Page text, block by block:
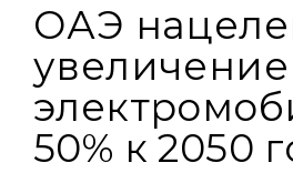
ОАЭ
50% к 2050